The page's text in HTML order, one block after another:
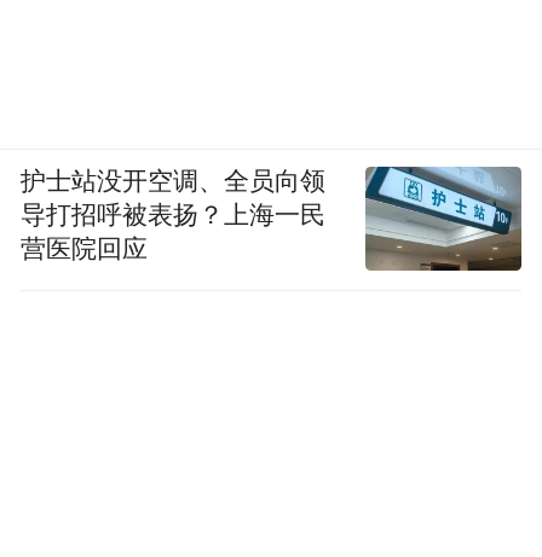
护士站没开空调、全员向领
导打招呼被表扬？上海一民
营医院回应